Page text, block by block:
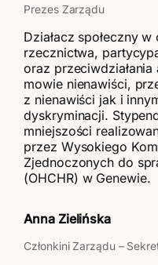
Prezes Zarządu
Działacz społeczny
rzecznictwa,
oraz
mowie nienawiści,
z nienawiści jak i
dyskryminacji.
mniejszości
przez Wysokiego
Zjednoczonych do
(OHCHR) w Genewie.
Anna Zielińska
Członkini Zarządu –